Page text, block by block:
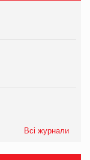
Всі журнали